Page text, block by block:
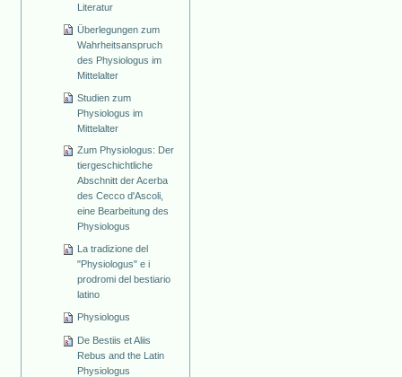
Literatur
Überlegungen zum
Wahrheitsanspruch
des Physiologus im
Mittelalter
Studien zum
Physiologus im
Mittelalter
Zum Physiologus: Der
tiergeschichtliche
Abschnitt der Acerba
des Cecco d'Ascoli,
eine Bearbeitung des
Physiologus
La tradizione del
"Physiologus" e i
prodromi del bestiario
latino
Physiologus
De Bestiis et Aliis
Rebus and the Latin
Physiologus